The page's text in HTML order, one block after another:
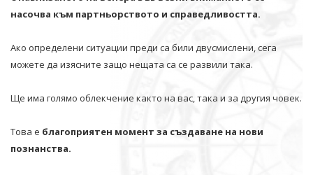
насочва към партньорството и справедливостта.
Ако определени ситуации преди са били двусмислени, сега
можете да изясните защо нещата са се развили така.
Ще има голямо облекчение както на вас, така и за другия човек.
Това е благоприятен момент за създаване на нови
познанства.